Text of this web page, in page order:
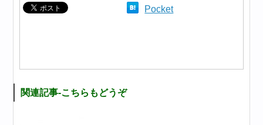
Pocket
関連記事-こちらもどうぞ